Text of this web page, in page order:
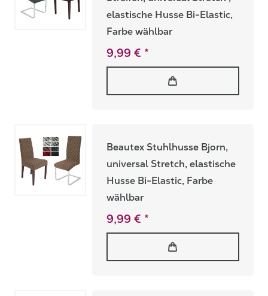
elastische Husse Bi-Elastic,
Farbe wählbar
9,99 € *
Beautex Stuhlhusse Bjorn,
universal Stretch, elastische
Husse Bi-Elastic, Farbe
wählbar
9,99 € *